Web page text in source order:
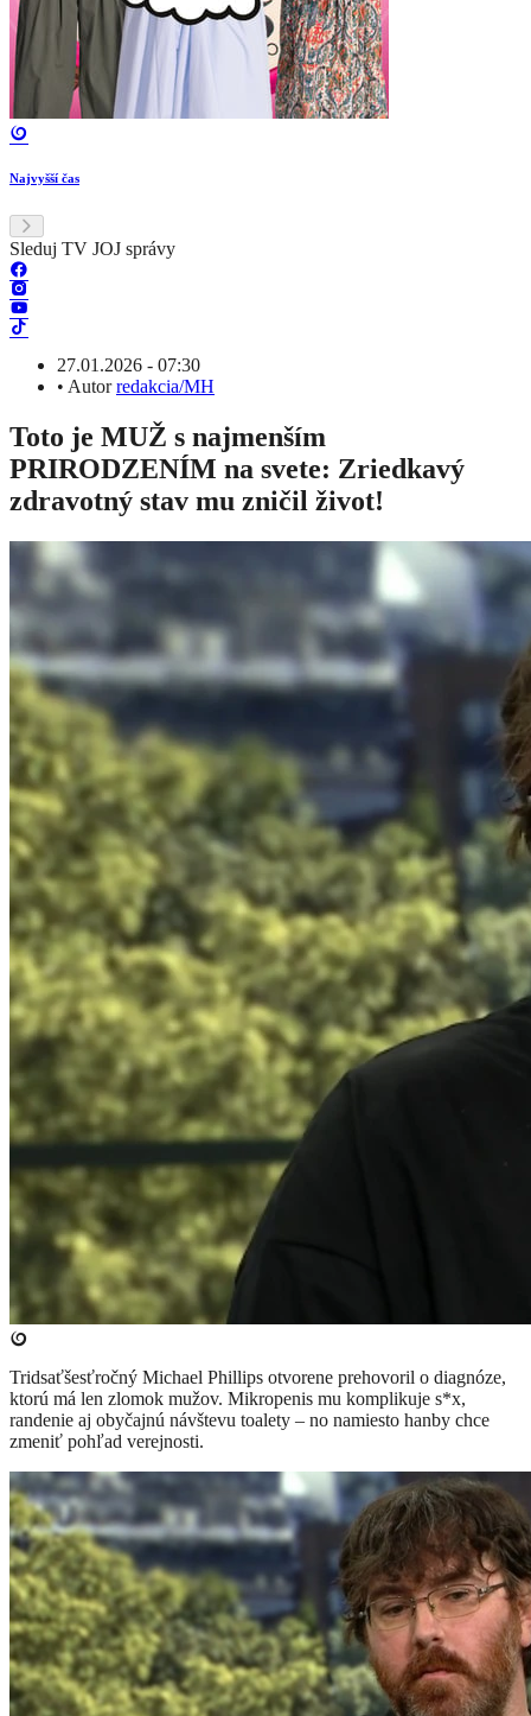
Najvyšší čas
Sleduj TV JOJ správy
27.01.2026 - 07:30
• Autorredakcia/MH
Toto je MUŽ s najmenším
PRIRODZENÍM na svete: Zriedkavý
zdravotný stav mu zničil život!
Tridsaťšesťročný Michael Phillips otvorene prehovoril o diagnóze,
ktorú má len zlomok mužov. Mikropenis mu komplikuje s*x,
randenie aj obyčajnú návštevu toalety – no namiesto hanby chce
zmeniť pohľad verejnosti.